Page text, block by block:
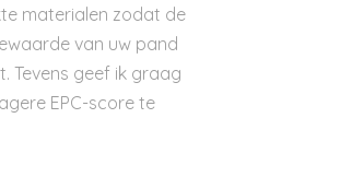
materialen zodat de
van uw pand
Tevens geef ik graag
EPC-score te